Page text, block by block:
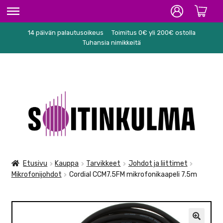
ETUSIVU
KARAOKE
NUOTIT
TARVIKKEET
SEKALAISET
14 päivän palautusoikeus
Toimitus 0€ yli 200€ ostolla
Tuhansia nimikkeitä
navigointiin
sisältöön
Etusivu Kauppa Tarvikkeet
Johdot ja liittimet
Mikrofonijohdot
Cordial CCM7.5FM mikrofonikaapeli 7.5m